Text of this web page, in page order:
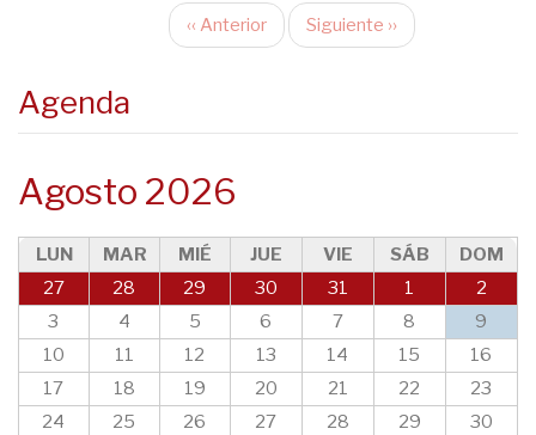
Paginación
‹‹ Anterior Siguiente ››
Agenda
Agosto 2026
LUN MAR MIÉ JUE VIE SÁB
DOM
27
28 29 30 31 1
2
3
4 5 6 7 8
9
10
11 12 13 14 15
16
17
18 19 20 21 22
23
24
25 26 27 28 29
30